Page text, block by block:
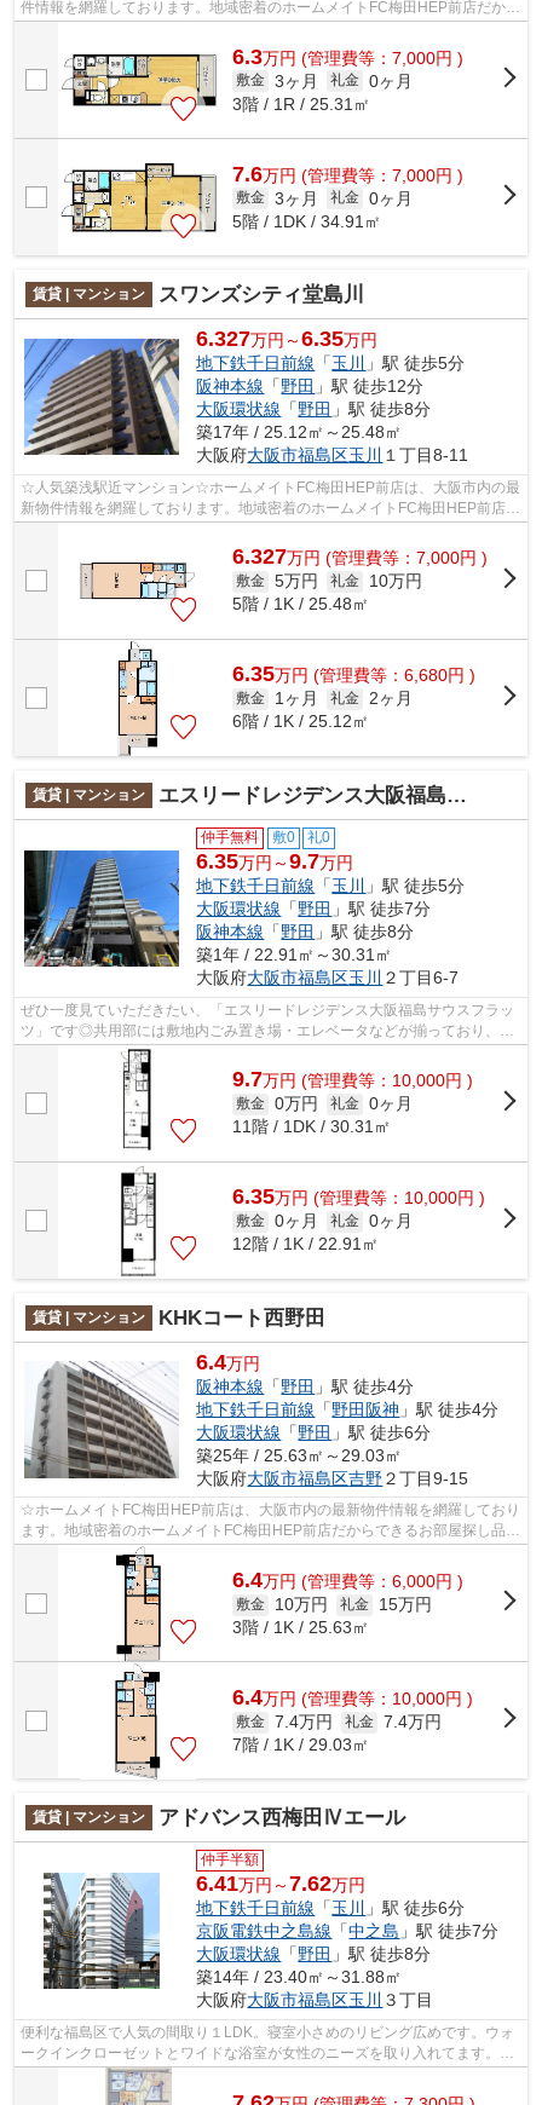
件情報を網羅しております。地域密着のホームメイトFC梅田HEP前店だから
6.3万円 (管理費等：7,000円 )
敷金 3ヶ月 礼金 0ヶ月
3階 / 1R / 25.31㎡
7.6万円 (管理費等：7,000円 )
敷金 3ヶ月 礼金 0ヶ月
5階 / 1DK / 34.91㎡
賃貸 | マンション スワンズシティ堂島川
6.327万円～6.35万円
地下鉄千日前線 「玉川
」駅 徒歩5分
阪神本線 「野田 」駅 徒歩12分
大阪環状線 「野田 」駅 徒歩8分
築17年 / 25.12㎡～25.48㎡
大阪府大阪市福島区玉川 １丁目8-11
☆人気築浅駅近マンション☆ホームメイトFC梅田HEP前店は、大阪市内の最
新物件情報を網羅しております。地域密着のホームメイトFC梅田HEP前店だ
6.327万円 (管理費等：7,000円 )
敷金 5万円 礼金
10万円
5階 / 1K / 25.48㎡
6.35万円 (管理費等：6,680円 )
敷金 1ヶ月 礼金 2ヶ月
6階 / 1K / 25.12㎡
賃貸 | マンション エスリードレジデンス大阪福島サウスフラッツ
仲手無料 敷0 礼0
6.35万円～9.7万円
地下鉄千日前線 「玉川
」駅 徒歩5分
大阪環状線 「野田 」駅 徒歩7分
阪神本線 「野田 」駅 徒歩8分
築1年 / 22.91㎡～30.31㎡
大阪府大阪市福島区玉川 ２丁目6-7
ぜひ一度見ていただきたい、「エスリードレジデンス大阪福島サウスフラッ
ツ」です◎共用部には敷地内ごみ置き場・エレベータなどが揃っており、と
ても充実しています◎こちらの物件、通...
9.7万円 (管理費等：10,000円 )
敷金 0万円 礼金 0ヶ月
11階 / 1DK / 30.31㎡
6.35万円 (管理費等：10,000円 )
敷金 0ヶ月 礼金 0ヶ月
12階 / 1K / 22.91㎡
賃貸 | マンション KHKコート西野田
6.4万円
阪神本線 「野田 」駅 徒歩4分
地下鉄千日前線 「野田阪神 」駅 徒歩4分
大阪環状線 「野田 」駅 徒歩6分
築25年 / 25.63㎡～29.03㎡
大阪府大阪市福島区吉野２丁目9-15
☆ホームメイトFC梅田HEP前店は、大阪市内の最新物件情報を網羅しており
ます。地域密着のホームメイトFC梅田HEP前店だからできるお部屋探し品質
であなたの理想のお部屋一緒に探しましょ...
6.4万円 (管理費等：6,000円 )
敷金 10万円 礼金
15万円
3階 / 1K / 25.63㎡
6.4万円 (管理費等：10,000円 )
敷金 7.4万円 礼金 7.4万円
7階 / 1K / 29.03㎡
賃貸 | マンション アドバンス西梅田Ⅳエール
仲手半額
6.41万円～7.62万円
地下鉄千日前線 「玉川
」駅 徒歩6分
京阪電鉄中之島線 「中之島 」駅 徒歩7分
大阪環状線 「野田 」駅 徒歩8分
築14年 / 23.40㎡～31.88㎡
大阪府大阪市福島区玉川 ３丁目
便利な福島区で人気の間取り１LDK。寝室小さめのリビング広めです。ウォ
ークインクローゼットとワイドな浴室が女性のニーズを取り入れてます。分
譲マンションの賃貸なので空き予定から...